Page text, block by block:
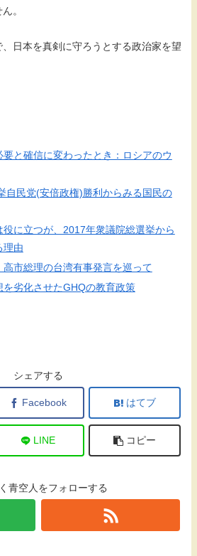
。
日本を真剣に守ろうとする政治家を望
要と確信に変わったとき：ロシアのウ
自民党(安倍政権)勝利からみる国民の
に立つが、2017年衆議院総選挙から
理由
市総理の台湾有事発言を巡って
を劣化させたGHQの教育政策
シェアする
Facebook はてブ
LINE コピー
青空人をフォローする